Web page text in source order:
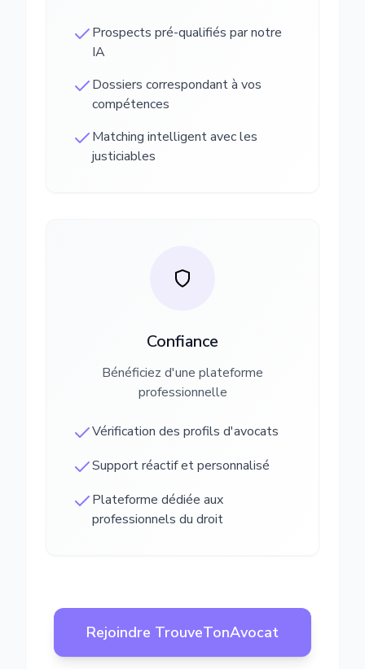
Prospects pré-qualifiés par notre
IA
Dossiers correspondant à vos
compétences
Matching intelligent avec les
justiciables
Confiance
Bénéficiez d'une plateforme
professionnelle
Vérification des profils d'avocats
Support réactif et personnalisé
Plateforme dédiée aux
professionnels du droit
Rejoindre TrouveTonAvocat